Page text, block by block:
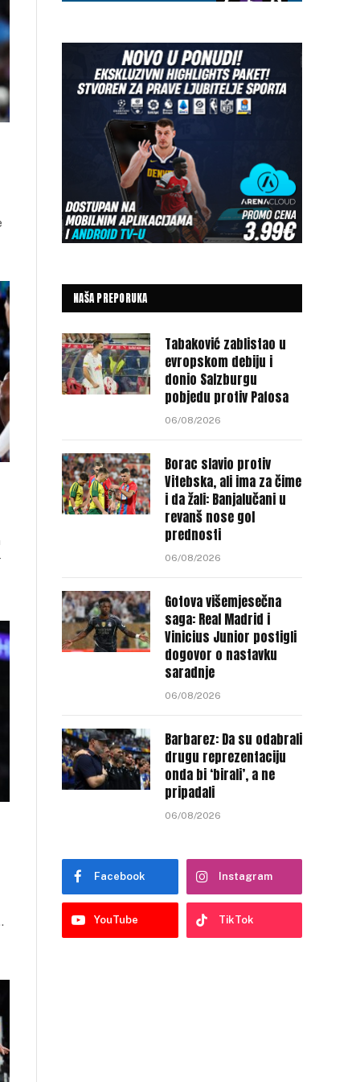
NAŠA PREPORUKA
Tabaković zablistao u
evropskom debiju i
donio Salzburgu
pobjedu protiv Pafosa
06/08/2026
Borac slavio protiv
Vitebska, ali ima za čime
i da žali: Banjalučani u
revanš nose gol
prednosti
06/08/2026
Gotova višemjesečna
saga: Real Madrid i
Vinicius Junior postigli
dogovor o nastavku
saradnje
06/08/2026
Barbarez: Da su odabrali
drugu reprezentaciju
onda bi ‘birali’, a ne
pripadali
06/08/2026
Facebook Instagram
YouTube TikTok